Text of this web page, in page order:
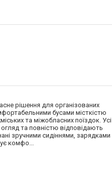
рішення для організованих
бусами місткістю
та міжобласних поїздок. Усі
та повністю відповідають
зручними сидіннями, зарядками
комфо...